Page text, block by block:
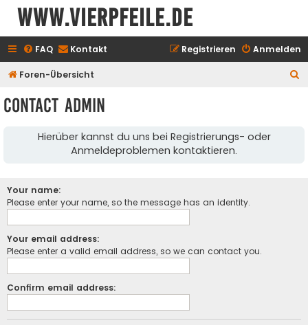
www.vierpfeile.de
FAQ Kontakt Anmelden
Registrieren
Foren-Übersicht
Contact Admin
Hierüber kannst du uns bei Registrierungs- oder
Anmeldeproblemen kontaktieren.
Your name:
Please enter your name, so the message has an identity.
Your email address:
Please enter a valid email address, so we can contact you.
Confirm email address: